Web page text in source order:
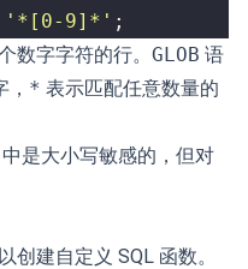
'*[0-9]*' ;
数字字符的行。 GLOB 语
* 表示匹配任意数量的
是大小写敏感的，但对
建自定义 SQL 函数。